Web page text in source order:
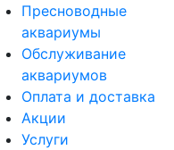
Пресноводные
аквариумы
Обслуживание
аквариумов
Оплата и доставка
Акции
Услуги